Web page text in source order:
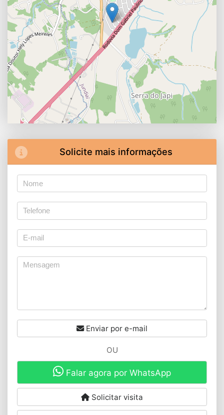
Solicite mais informações
Enviar por e-mail
OU
Falar agora por WhatsApp
Solicitar visita